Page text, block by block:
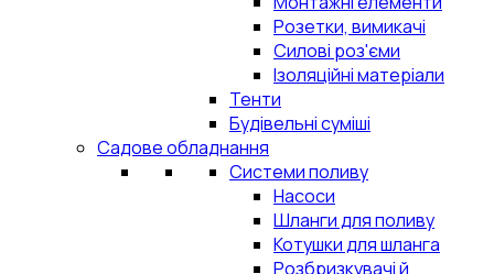
Розетки, вимикачі
Силові роз'єми
Ізоляційні матеріали
Тенти
Будівельні суміші
Садове обладнання
Системи поливу
Насоси
Шланги для поливу
Котушки для шланга
Розбризкувачі й